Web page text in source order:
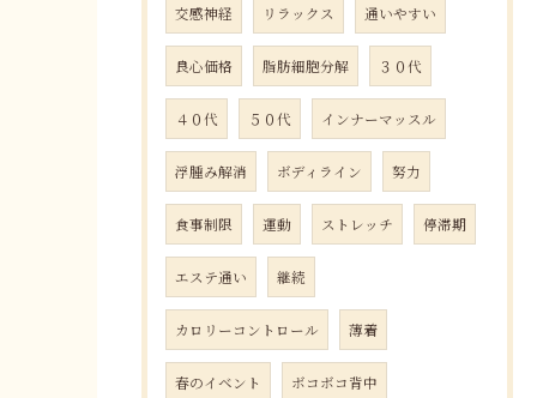
交感神経 リラックス 通いやすい
良心価格 脂肪細胞分解 ３０代
４０代 ５０代 インナーマッスル
浮腫み解消 ボディライン 努力
食事制限 運動 ストレッチ 停滞期
エステ通い 継続
カロリーコントロール 薄着
春のイベント ボコボコ背中